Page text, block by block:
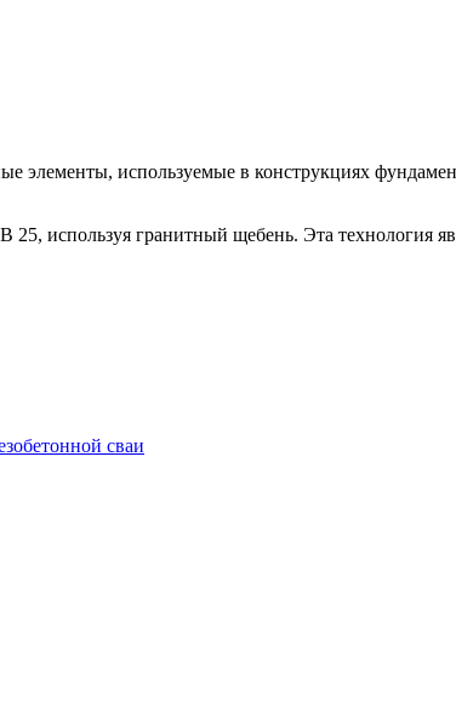
элементы, используемые в конструкциях
25, используя гранитный щебень. Эта технология
сваи